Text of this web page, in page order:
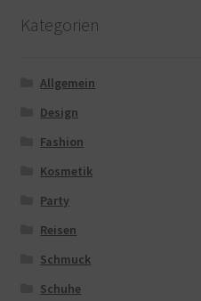
Kategorien
Allgemein
Design
Fashion
Kosmetik
Party
Reisen
Schmuck
Schuhe